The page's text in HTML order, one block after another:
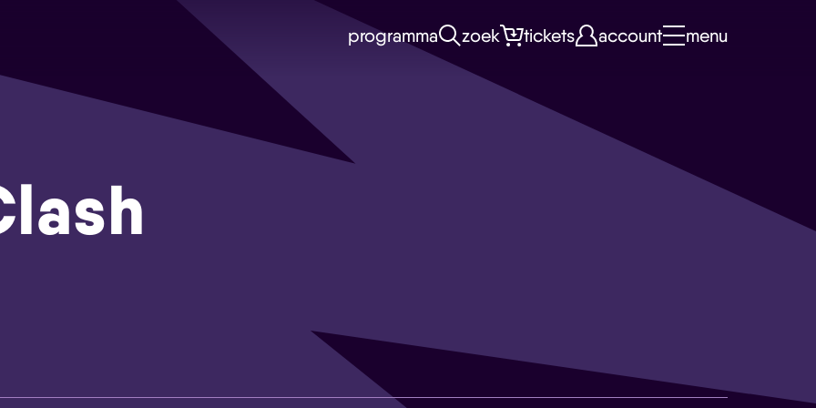
programma zoek tickets account menu